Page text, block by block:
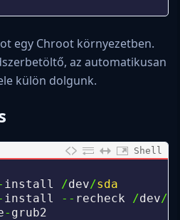
egy Chroot környezetben.
az automatikusan
külön dolgunk.
Shell
install /dev/sda
install -- recheck /dev/
- grub2